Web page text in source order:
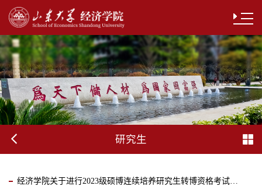
研究生
经济学院关于进行2023级硕博连续培养研究生转博资格考试的通知